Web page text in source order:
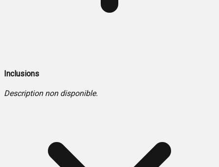
Inclusions
Description non disponible.